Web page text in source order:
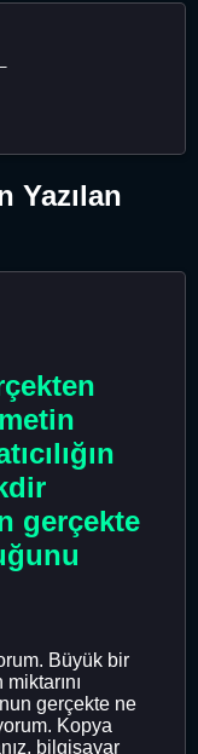
Yazılan
gerçekte
Büyük bir
gerçekte ne
Kopya
bilgisayar